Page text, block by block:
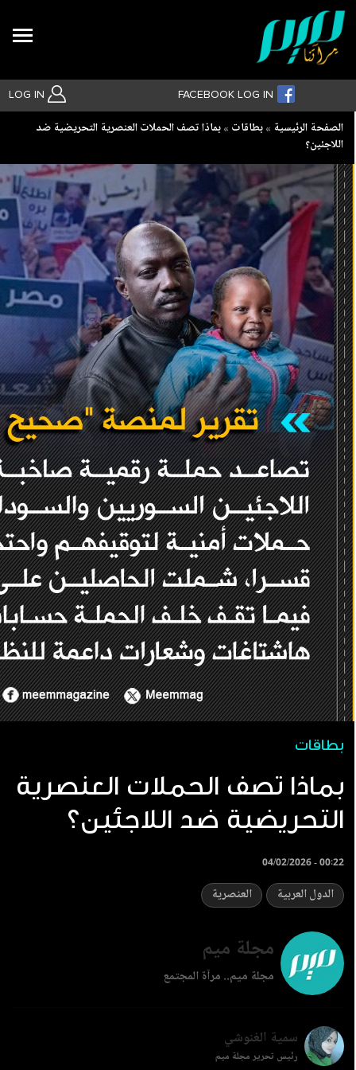
LOG IN FACEBOOK LOG IN
بحث متقدم
Breadcrumb
الصفحة الرئيسية بطاقات
بماذا تصف الحملات العنصرية التحريضية ضد
اللاجئين؟
بطاقات
بماذا تصف الحملات العنصرية
التحريضية ضد اللاجئين؟
04/02/2026 - 00:22
الدول العربية العنصرية
مجلة ميم
مجلة ميم.. مرآة المجتمع
سمية الغنوشي
رئيس تحرير مجلة ميم